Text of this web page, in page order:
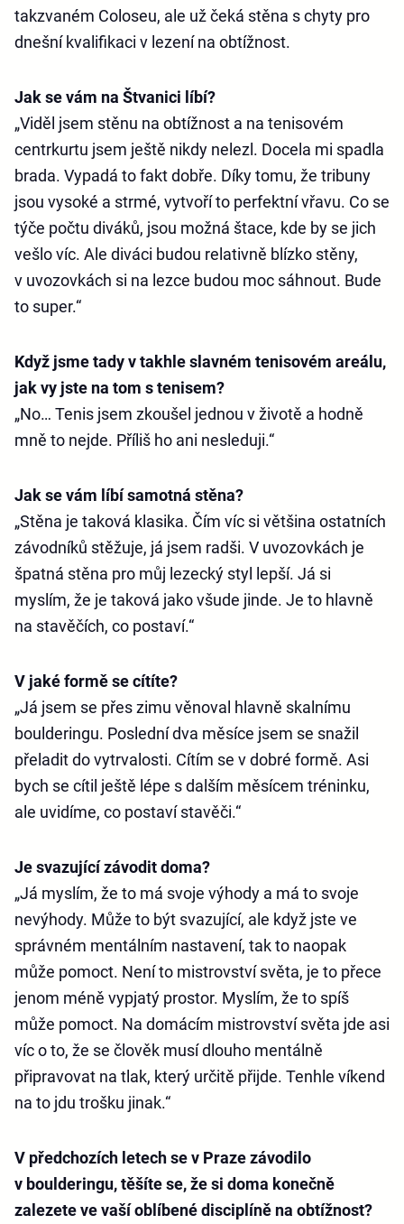
takzvaném Coloseu, ale už čeká stěna s chyty pro
dnešní kvalifikaci v lezení na obtížnost.
Jak se vám na Štvanici líbí?
„Viděl jsem stěnu na obtížnost a na tenisovém
centrkurtu jsem ještě nikdy nelezl. Docela mi spadla
brada. Vypadá to fakt dobře. Díky tomu, že tribuny
jsou vysoké a strmé, vytvoří to perfektní vřavu. Co se
týče počtu diváků, jsou možná štace, kde by se jich
vešlo víc. Ale diváci budou relativně blízko stěny,
v uvozovkách si na lezce budou moc sáhnout. Bude
to super.“
Když jsme tady v takhle slavném tenisovém areálu,
jak vy jste na tom s tenisem?
„No… Tenis jsem zkoušel jednou v životě a hodně
mně to nejde. Příliš ho ani nesleduji.“
Jak se vám líbí samotná stěna?
„Stěna je taková klasika. Čím víc si většina ostatních
závodníků stěžuje, já jsem radši. V uvozovkách je
špatná stěna pro můj lezecký styl lepší. Já si
myslím, že je taková jako všude jinde. Je to hlavně
na stavěčích, co postaví.“
V jaké formě se cítíte?
„Já jsem se přes zimu věnoval hlavně skalnímu
boulderingu. Poslední dva měsíce jsem se snažil
přeladit do vytrvalosti. Cítím se v dobré formě. Asi
bych se cítil ještě lépe s dalším měsícem tréninku,
ale uvidíme, co postaví stavěči.“
Je svazující závodit doma?
„Já myslím, že to má svoje výhody a má to svoje
nevýhody. Může to být svazující, ale když jste ve
správném mentálním nastavení, tak to naopak
může pomoct. Není to mistrovství světa, je to přece
jenom méně vypjatý prostor. Myslím, že to spíš
může pomoct. Na domácím mistrovství světa jde asi
víc o to, že se člověk musí dlouho mentálně
připravovat na tlak, který určitě přijde. Tenhle víkend
na to jdu trošku jinak.“
V předchozích letech se v Praze závodilo
v boulderingu, těšíte se, že si doma konečně
zalezete ve vaší oblíbené disciplíně na obtížnost?